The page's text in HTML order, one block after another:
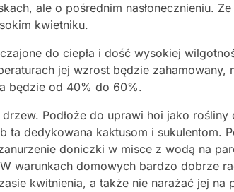
ale o pośrednim nasłonecznieniu.
kwietniku.
do ciepła i dość wysokiej
jej wzrost będzie zahamowany,
będzie od 40% do 60%.
Podłoże do uprawi hoi jako
ta dedykowana kaktusom i sukulentom.
doniczki w misce z wodą na
warunkach domowych bardzo dobrze
kwitnienia, a także nie narażać jej na